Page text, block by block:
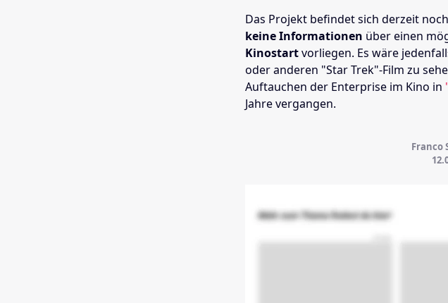
Das Projekt befindet sich derzeit
keine Informationen über einen
Kinostartvorliegen. Es wäre
oder anderen "Star Trek"-Film zu
Auftauchen der Enterprise im Kino in
Jahre vergangen.
Franco